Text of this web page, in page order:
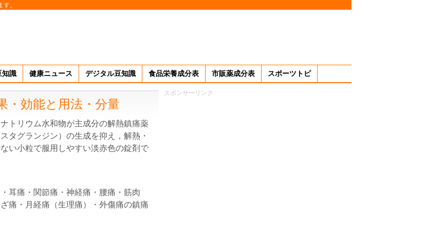
。
知識 健康ニュース デジタル豆知識 食品栄養成分表 市販薬成分表 スポーツトピ
・効能と用法・分量
トリウム水和物が主成分の解熱鎮痛薬
タグランジン）の生成を抑え，解熱・
い小粒で服用しやすい淡赤色の錠剤で
耳痛・関節痛・神経痛・腰痛・筋肉
痛・月経痛（生理痛）・外傷痛の鎮痛
スポンサーリンク